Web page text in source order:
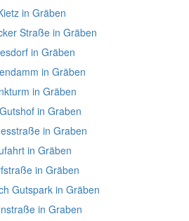
in Gräben
Straße in Gräben
in Gräben
in Gräben
in Gräben
in Graben
in Graben
in Gräben
in Gräben
Gutspark in Gräben
in Graben